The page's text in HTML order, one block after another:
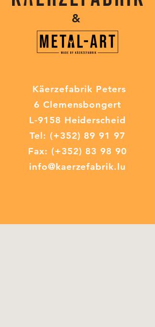
&
Käerzefabrik Peters
6 Clemensbongert
L-9158 Heiderscheid
Tel: (+352) 89 91 97
Fax: (+352) 83 98 90
info@kaerzefabrik.lu